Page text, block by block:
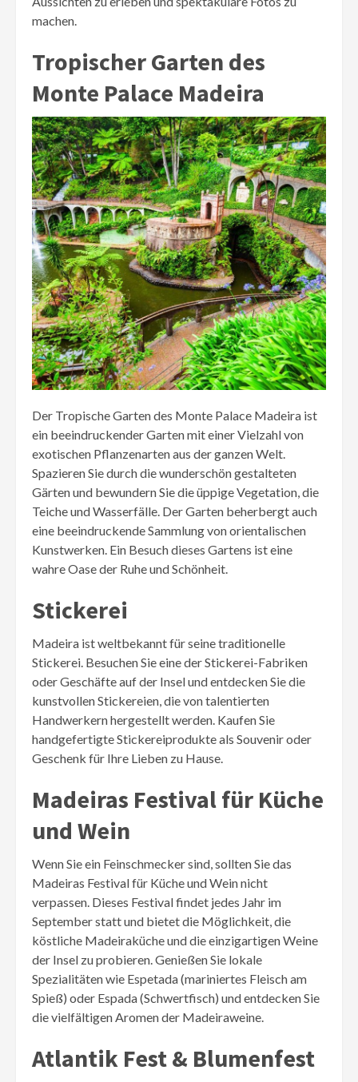
machen.
Tropischer Garten des
Monte Palace Madeira
Der Tropische Garten des Monte Palace Madeira ist
ein beeindruckender Garten mit einer Vielzahl von
exotischen Pflanzenarten aus der ganzen Welt.
Spazieren Sie durch die wunderschön gestalteten
Gärten und bewundern Sie die üppige Vegetation, die
Teiche und Wasserfälle. Der Garten beherbergt auch
eine beeindruckende Sammlung von orientalischen
Kunstwerken. Ein Besuch dieses Gartens ist eine
wahre Oase der Ruhe und Schönheit.
Stickerei
Madeira ist weltbekannt für seine traditionelle
Stickerei. Besuchen Sie eine der Stickerei-Fabriken
oder Geschäfte auf der Insel und entdecken Sie die
kunstvollen Stickereien, die von talentierten
Handwerkern hergestellt werden. Kaufen Sie
handgefertigte Stickereiprodukte als Souvenir oder
Geschenk für Ihre Lieben zu Hause.
Madeiras Festival für Küche
und Wein
Wenn Sie ein Feinschmecker sind, sollten Sie das
Madeiras Festival für Küche und Wein nicht
verpassen. Dieses Festival findet jedes Jahr im
September statt und bietet die Möglichkeit, die
köstliche Madeiraküche und die einzigartigen Weine
der Insel zu probieren. Genießen Sie lokale
Spezialitäten wie Espetada (mariniertes Fleisch am
Spieß) oder Espada (Schwertfisch) und entdecken Sie
die vielfältigen Aromen der Madeiraweine.
Atlantik Fest & Blumenfest